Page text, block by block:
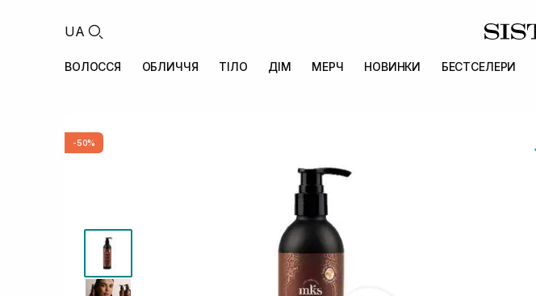
UA
ВОЛОССЯ ОБЛИЧЧЯ ТІЛО ДІМ МЕРЧ НОВИНКИ БЕСТСЕЛЕРИ
-50%